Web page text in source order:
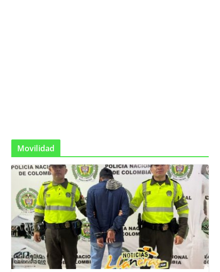
Movilidad